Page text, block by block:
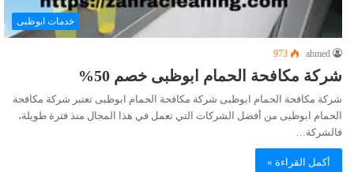
خدمات ابوظبى
ahmed
973
شركة مكافحة الحمام ابوظبى خصم 50%
شركة مكافحة الحمام ابوظبى شركة مكافحة الحمام ابوظبى تعتبر شركة مكافحة
الحمام ابوظبى من أفضل الشركات التي تعمل في هذا المجال منذ فترة طويلة،
فالشركة…
أكمل القراءة »